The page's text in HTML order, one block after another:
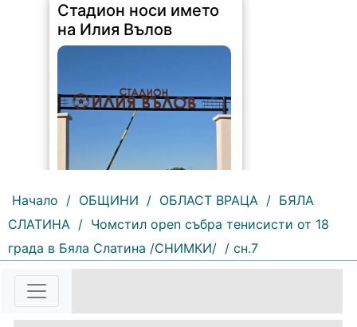
Стадион носи името
на Илия Вълов
152 | 2026-08-06 09:55:43
С футболна среща между
Кнежа/ и "Ботев" /Враца/ ще
бъде открит градския стадион в
Начало / ОБЩИНИ / ОБЛАСТ ВРАЦА / БЯЛА
СЛАТИНА / Чомстил open събра тенисисти от 18
града в Бяла Слатина /СНИМКИ/ / сн.7